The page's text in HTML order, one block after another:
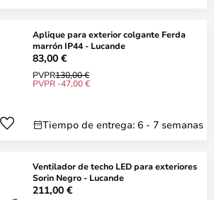
Aplique para exterior colgante Ferda
marrón IP44 - Lucande
83,00 €
PVPR130,00 €
PVPR -47,00 €
Tiempo de entrega: 6 - 7 semanas
Ventilador de techo LED para exteriores
Sorin Negro - Lucande
211,00 €